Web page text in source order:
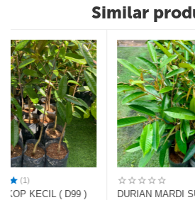
Similar
DURIAN MARDI SUPER (